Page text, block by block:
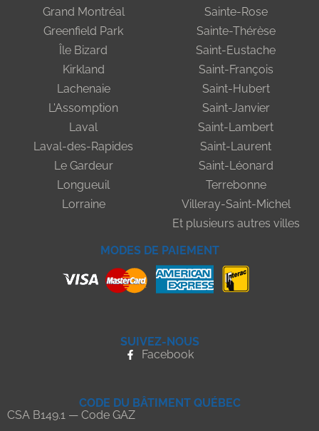
Grand Montréal
Greenfield Park
Île Bizard
Kirkland
Lachenaie
L'Assomption
Laval
Laval-des-Rapides
Le Gardeur
Longueuil
Lorraine
Sainte-Rose
Sainte-Thérèse
Saint-Eustache
Saint-François
Saint-Hubert
Saint-Janvier
Saint-Lambert
Saint-Laurent
Saint-Léonard
Terrebonne
Villeray-Saint-Michel
Et plusieurs autres villes
MODES DE PAIEMENT
SUIVEZ-NOUS
Facebook
CODE DU BÂTIMENT QUÉBEC
CSA B149.1 — Code GAZ